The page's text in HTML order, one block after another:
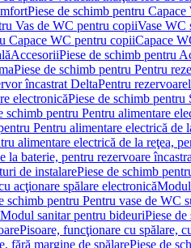
Piese de schimb pentru
Vas de WC pentru copiiVase WC
Capace WC pentru copiiCapace
AccesoriiPiese de schimb pentru
Piese de schimb pentru Pentru
încastrat DeltaPentru
electronicăPiese de schimb pentru
schimb pentru Pentru alimentare
Pentru alimentare electrică de
alimentare electrică de la reţea,
la baterie, pentru rezervoare
de instalarePiese de schimb
acţionare spălare electronică
schimb pentru Pentru vase de WC
Modul sanitar pentru bideuriPiese
Pisoare, funcţionare cu spălare,
fără margine de spălarePiese de